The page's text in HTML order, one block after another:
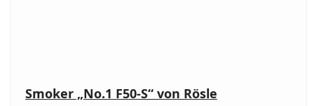
Smoker „No.1 F50-S“ von Rösle